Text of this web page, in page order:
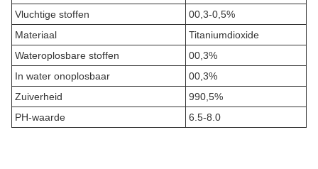
Vluchtige stoffen
00,3-0,5%
Materiaal
Titaniumdioxide
Wateroplosbare stoffen
00,3%
In water onoplosbaar
00,3%
Zuiverheid
990,5%
PH-waarde
6.5-8.0